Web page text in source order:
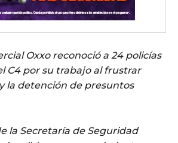
Oxxo reconoció a 24 policías
C4 por su trabajo al frustrar
la detención de presuntos
la Secretaría de Seguridad